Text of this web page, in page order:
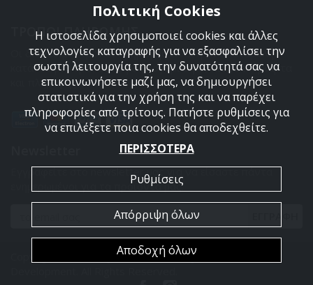
ΤΡΟΠΟΙ ΠΛΗΡΩΜΗΣ
Οι διαθέσιμοι τρόποι πληρωμής είναι η Αντικαταβολή,
κατάθεση σε τραπεζικό μας λογαριασμό, πιστωτική κάρτα
και πληρωμή με PayPal.
Εγγραφείτε στο newsletter μας για να είσαστε πάντα
ενημερωμένοι για τα προϊόντα μας.
Copyright 2026 Armyland. Powered by
Πολιτική Cookies
Η ιστοσελίδα χρησιμοποιεί cookies και άλλες
τεχνολογίες καταγραφής για να εξασφαλίσει την
σωστή λειτουργία της, την δυνατότητά σας να
επικοινωνήσετε μαζί μας, να δημιουργήσει
στατιστικά για την χρήση της και να παρέχει
πληροφορίες από τρίτους. Πατήστε ρυθμίσεις για
να επιλέξετε ποια cookies θα αποδεχθείτε.
ΠΕΡΙΣΣΟΤΕΡΑ
Ρυθμίσεις
Απόρριψη όλων
Αποδοχή όλων